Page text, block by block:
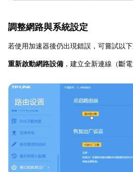
調整網路與系統設定
若使用加速器後仍出現錯誤，可嘗試以下
重新啟動網路設備 ，建立全新連線（斷